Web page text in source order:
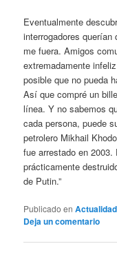
Eventualmente
interrogadores
me fuera. Amigos
extremadamente
posible que no pueda
Así que compré un
línea. Y no sabemos
cada persona, puede
petrolero Mikhail
fue arrestado en
prácticamente
de Putin.”
Publicado en Actualidad
Deja un comentario